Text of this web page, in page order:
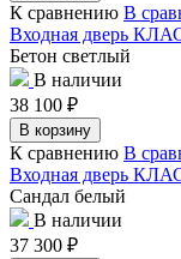
К сравнению В
Входная дверь
Бетон светлый
В наличии
38 100 ₽
В корзину
К сравнению В
Входная дверь
Сандал белый
В наличии
37 300 ₽